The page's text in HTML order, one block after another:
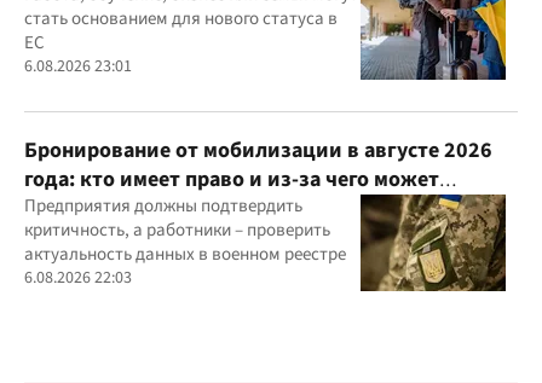
стать основанием для нового статуса в
ЕС
6.08.2026 23:01
Бронирование от мобилизации в августе 2026
года: кто имеет право и из-за чего может
отказать
Предприятия должны подтвердить
критичность, а работники – проверить
актуальность данных в военном реестре
6.08.2026 22:03